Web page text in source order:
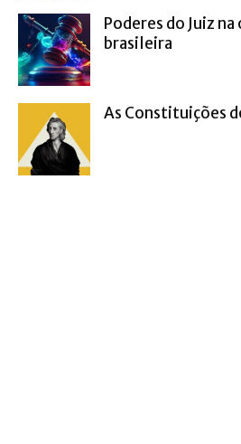
Poderes do Juiz
brasileira
As Constituições